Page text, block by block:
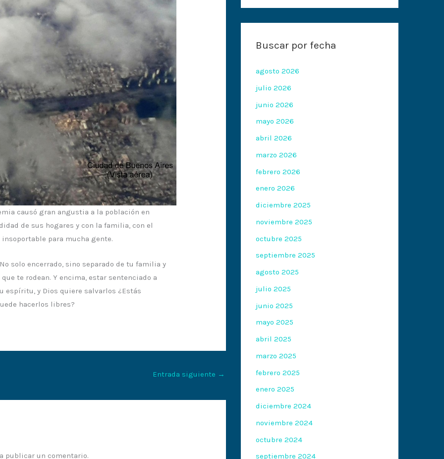
causó gran angustia a la población en
de sus hogares y con la familia, con el
para mucha gente.
solo encerrado, sino separado de tu familia y
te rodean. Y encima, estar sentenciado a
espíritu, y Dios quiere salvarlos ¿Estás
hacerlos libres?
Entrada siguiente →
publicar un comentario.
Buscar por fecha
agosto 2026
julio 2026
junio 2026
mayo 2026
abril 2026
marzo 2026
febrero 2026
enero 2026
diciembre 2025
noviembre 2025
octubre 2025
septiembre 2025
agosto 2025
julio 2025
junio 2025
mayo 2025
abril 2025
marzo 2025
febrero 2025
enero 2025
diciembre 2024
noviembre 2024
octubre 2024
septiembre 2024